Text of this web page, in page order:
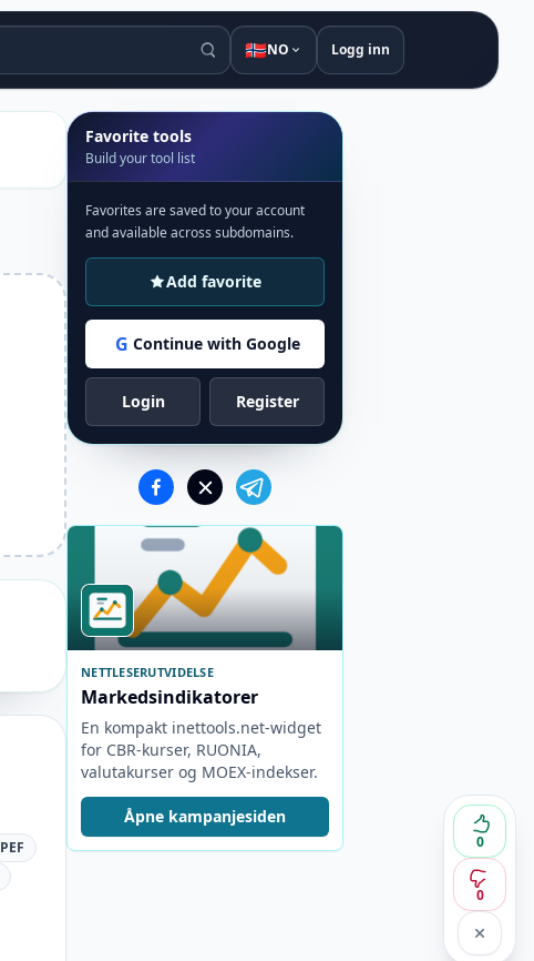
🇳🇴NO Logg inn
0
0
PEF
Favorite tools
Build your tool list
Favorites are saved to your account
and available across subdomains.
Add favorite
G Continue with Google
Login Register
NETTLESERUTVIDELSE
Markedsindikatorer
En kompakt inettools.net-widget
for CBR-kurser, RUONIA,
valutakurser og MOEX-indekser.
Åpne kampanjesiden